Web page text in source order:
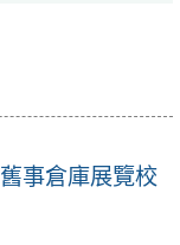
事倉庫展覽校